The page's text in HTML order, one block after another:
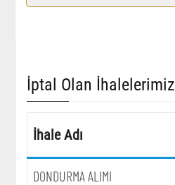
İptal Olan İhalelerimiz
İhale Adı
DONDURMA ALIMI